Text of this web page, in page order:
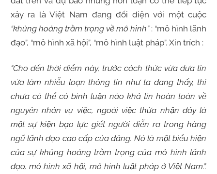
xảy ra là Việt Nam đang đối diện với một cuộc
“khủng hoảng trầm trọng về mô hình”: “mô hình lãnh
đạo”, “mô hình xã hội”, “mô hình luật pháp”. Xin trích :
“Cho đến thời điểm này, trước cách thức vừa đưa tin
vừa làm nhiễu loạn thông tin như ta đang thấy, thì
chưa có thể có bình luận nào khả tín hoàn toàn về
nguyên nhân vụ việc, ngoài việc thừa nhận đây là
một sự kiện bạo lực giết người diễn ra trong hàng
ngũ lãnh đạo cao cấp của đảng. Nó là một biểu hiện
của sự khủng hoảng trầm trọng của mô hình lãnh
đạo, mô hình xã hội, mô hình luật pháp ở Việt Nam.”.